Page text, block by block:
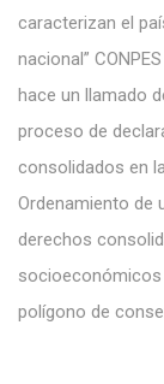
caracterizan el
nacional”
hace un llamado
proceso de
consolidados en
Ordenamiento de
derechos
socioeconómicos
polígono de